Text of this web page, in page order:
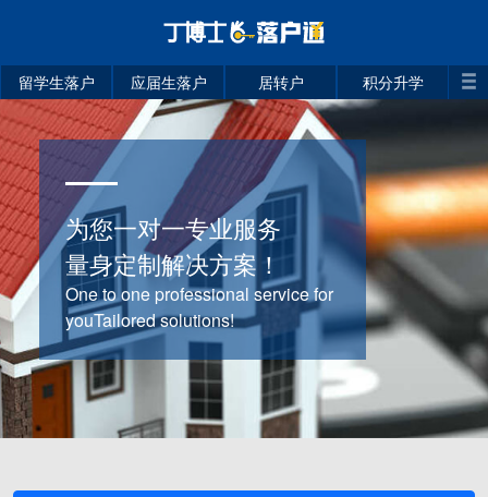
留学生落户 应届生落户 居转户 积分升学
为您一对一专业服务
量身定制解决方案！
One to one professional service for
youTailored solutions!